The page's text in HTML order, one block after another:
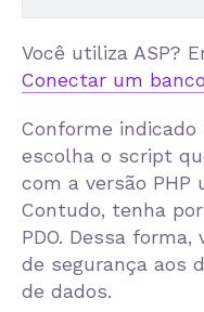
Você utiliza ASP?
Conectar um
Conforme
escolha o script
com a versão PHP
Contudo, tenha
PDO. Dessa
de segurança aos
de dados.